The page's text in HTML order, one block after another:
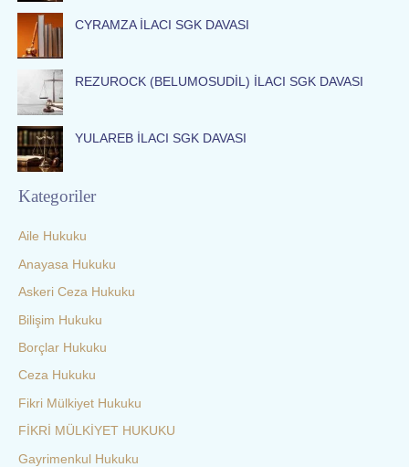
:
CYRAMZA İLACI SGK DAVASI
REZUROCK (BELUMOSUDİL) İLACI SGK DAVASI
YULAREB İLACI SGK DAVASI
Kategoriler
Aile Hukuku
Anayasa Hukuku
Askeri Ceza Hukuku
Bilişim Hukuku
Borçlar Hukuku
Ceza Hukuku
Fikri Mülkiyet Hukuku
FİKRİ MÜLKİYET HUKUKU
Gayrimenkul Hukuku